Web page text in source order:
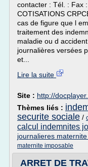
contacter : Tél. : Fax
COTISATIONS
cas de figure que l
traitement des
maladie ou d
journalières versées
et...
Lire la suite
Site : http://
Thèmes liés :
securite sociale /
calcul indemnites
journalieres
maternite imposable
ARRET DE